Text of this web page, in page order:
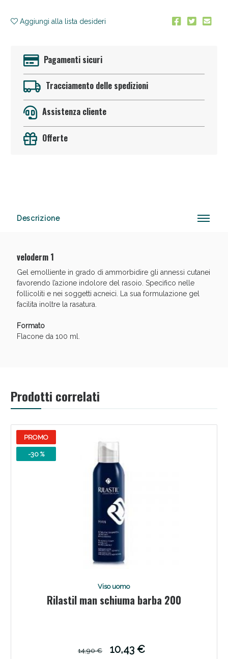
Aggiungi alla lista desideri
Pagamenti sicuri
Tracciamento delle spedizioni
Assistenza cliente
Offerte
Descrizione
veloderm 1
Gel emolliente in grado di ammorbidire gli annessi cutanei
favorendo l’azione indolore del rasoio. Specifico nelle
follicoliti e nei soggetti acneici. La sua formulazione gel
facilita inoltre la rasatura.
Formato
Flacone da 100 ml.
Prodotti correlati
PROMO
-30 %
Viso uomo
Rilastil man schiuma barba 200
14,90 €
10,43 €
Anticellulite e Fanghi: Sconto fino al 40% valido
oggi!
Sconto fino al 55% disponibile oggi!